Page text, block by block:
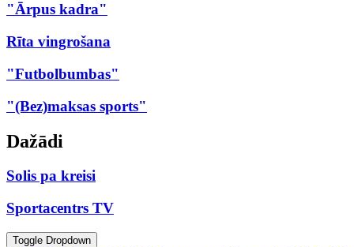
"Ārpus kadra"
Rīta vingrošana
"Futbolbumbas"
"(Bez)maksas sports"
Dažādi
Solis pa kreisi
Sportacentrs TV
Toggle Dropdown